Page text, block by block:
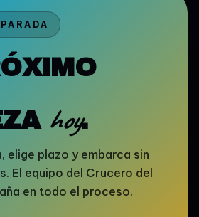
hoy.
elige plazo y embarca sin
El equipo del Crucero del
en todo el proceso.